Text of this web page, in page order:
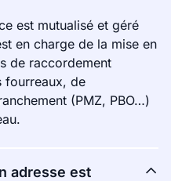
est mutualisé et géré
en charge de la mise en
de raccordement
fourreaux, de
(PMZ, PBO…)
adresse est